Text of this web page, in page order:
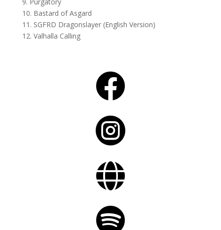
10. Bastard of Asgard
11. SGFRD Dragonslayer (English Version)
12. Valhalla Calling



